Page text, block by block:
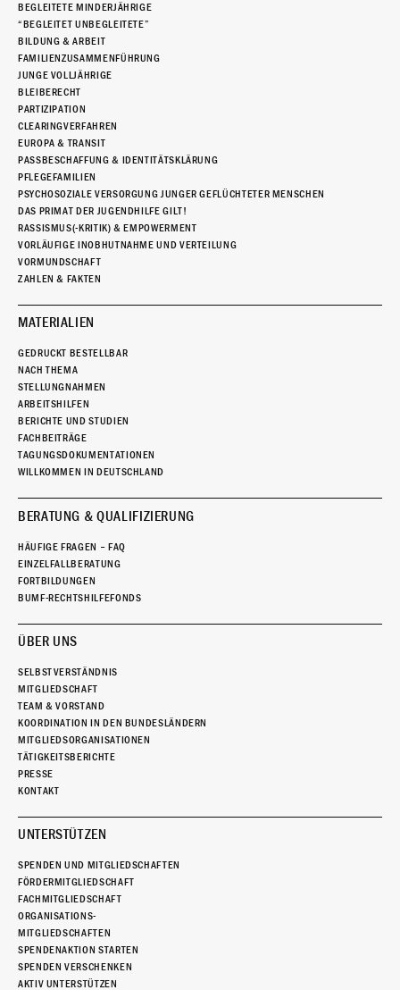
BEGLEITETE MINDERJÄHRIGE
“BEGLEITET UNBEGLEITETE”
BILDUNG & ARBEIT
FAMILIENZUSAMMENFÜHRUNG
JUNGE VOLLJÄHRIGE
BLEIBERECHT
PARTIZIPATION
CLEARINGVERFAHREN
EUROPA & TRANSIT
PASSBESCHAFFUNG & IDENTITÄTSKLÄRUNG
PFLEGEFAMILIEN
PSYCHOSOZIALE VERSORGUNG JUNGER GEFLÜCHTETER MENSCHEN
DAS PRIMAT DER JUGENDHILFE GILT!
RASSISMUS(-KRITIK) & EMPOWERMENT
VORLÄUFIGE INOBHUTNAHME UND VERTEILUNG
VORMUNDSCHAFT
ZAHLEN & FAKTEN
MATERIALIEN
GEDRUCKT BESTELLBAR
NACH THEMA
STELLUNGNAHMEN
ARBEITSHILFEN
BERICHTE UND STUDIEN
FACHBEITRÄGE
TAGUNGSDOKUMENTATIONEN
WILLKOMMEN IN DEUTSCHLAND
BERATUNG & QUALIFIZIERUNG
HÄUFIGE FRAGEN – FAQ
EINZELFALLBERATUNG
FORTBILDUNGEN
BUMF-RECHTSHILFEFONDS
ÜBER UNS
SELBSTVERSTÄNDNIS
MITGLIEDSCHAFT
TEAM & VORSTAND
KOORDINATION IN DEN BUNDESLÄNDERN
MITGLIEDSORGANISATIONEN
TÄTIGKEITSBERICHTE
PRESSE
KONTAKT
UNTERSTÜTZEN
SPENDEN UND MITGLIEDSCHAFTEN
FÖRDERMITGLIEDSCHAFT
FACHMITGLIEDSCHAFT
ORGANISATIONS-
MITGLIEDSCHAFTEN
SPENDENAKTION STARTEN
SPENDEN VERSCHENKEN
AKTIV UNTERSTÜTZEN